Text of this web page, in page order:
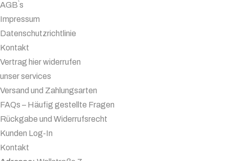
AGB`s
Impressum
Datenschutzrichtlinie
Kontakt
Vertrag hier widerrufen
unser services
Versand und Zahlungsarten
FAQs – Häufig gestellte Fragen
Rückgabe und Widerrufsrecht
Kunden Log-In
Kontakt